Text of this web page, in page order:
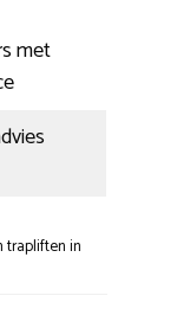
met
trapliften in